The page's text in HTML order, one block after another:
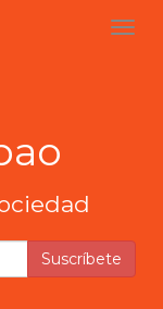
Suscríbete